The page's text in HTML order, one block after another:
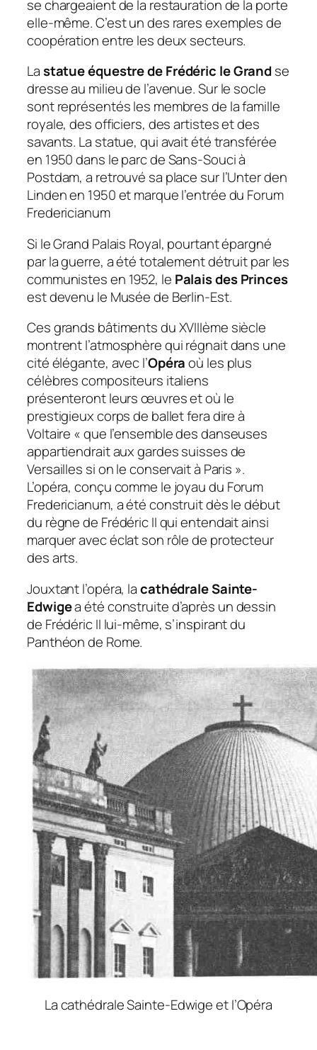
se chargeaient de la restauration de la porte
elle-même. C’est un des rares exemples de
coopération entre les deux secteurs.
Lastatue équestre de Frédéric le Grandse
dresse au milieu de l’avenue. Sur le socle
sont représentés les membres de la famille
royale, des officiers, des artistes et des
savants. La statue, qui avait été transférée
en 1950 dans le parc de Sans-Souci à
Postdam, a retrouvé sa place sur l’Unter den
Linden en 1950 et marque l’entrée du Forum
Fredericianum
Si le Grand Palais Royal, pourtant épargné
par la guerre, a été totalement détruit par les
communistes en 1952, le Palais des Princes
est devenu le Musée de Berlin-Est.
Ces grands bâtiments du XVIIIème siècle
montrent l’atmosphère qui régnait dans une
cité élégante, avec l’Opéraoù les plus
célèbres compositeurs italiens
présenteront leurs œuvres et où le
prestigieux corps de ballet fera dire à
Voltaire « que l’ensemble des danseuses
appartiendrait aux gardes suisses de
Versailles si on le conservait à Paris ».
L’opéra, conçu comme le joyau du Forum
Fredericianum, a été construit dès le début
du règne de Frédéric II qui entendait ainsi
marquer avec éclat son rôle de protecteur
des arts.
Jouxtant l’opéra, lacathédrale Sainte-
Edwigea été construite d’après un dessin
de Frédéric II lui-même, s’inspirant du
Panthéon de Rome.
La cathédrale Sainte-Edwige et l’Opéra